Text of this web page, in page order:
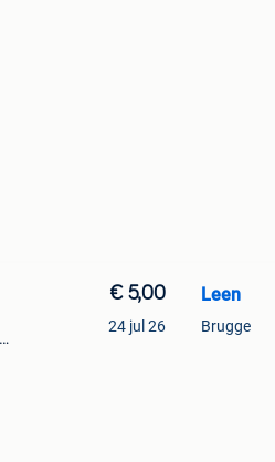
€ 5,00
24 jul 26
Leen
Brugge